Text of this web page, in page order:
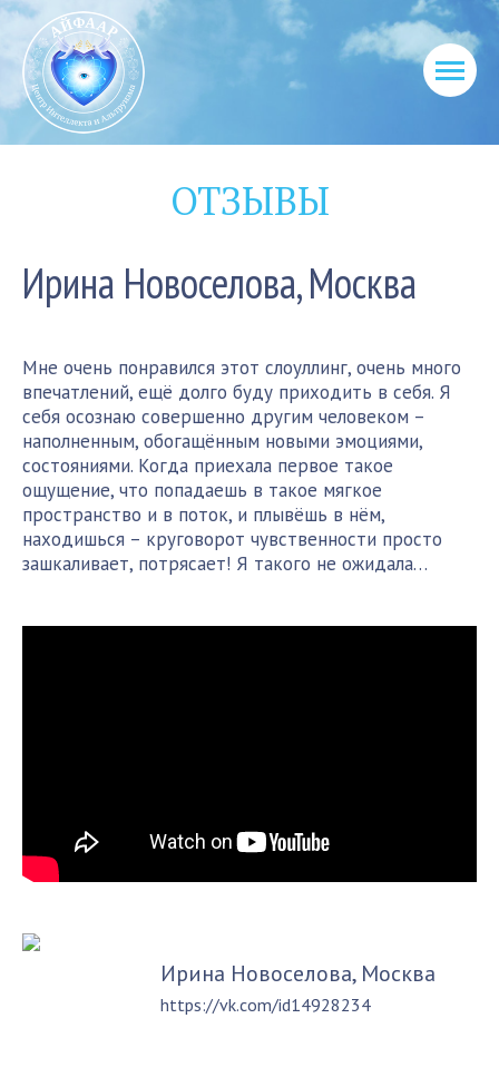
ОТЗЫВЫ
Ирина Новоселова, Москва
Мне очень понравился этот слоуллинг, очень много
впечатлений, ещё долго буду приходить в себя. Я
себя осознаю совершенно другим человеком –
наполненным, обогащённым новыми эмоциями,
состояниями. Когда приехала первое такое
ощущение, что попадаешь в такое мягкое
пространство и в поток, и плывёшь в нём,
находишься – круговорот чувственности просто
зашкаливает, потрясает! Я такого не ожидала…
Ирина Новоселова, Москва
https://vk.com/id14928234